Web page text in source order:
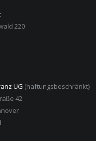
220
UG (haftungsbeschränkt)
42